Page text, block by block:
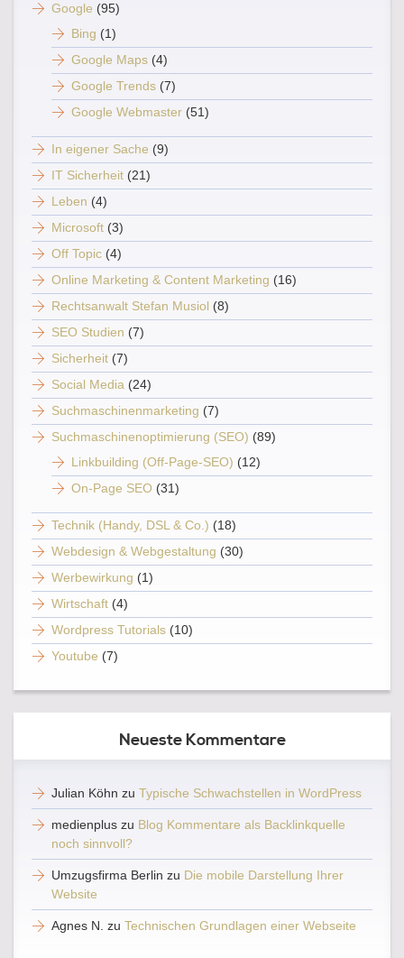
Google (95)
Bing (1)
Google Maps (4)
Google Trends (7)
Google Webmaster (51)
In eigener Sache (9)
IT Sicherheit (21)
Leben (4)
Microsoft (3)
Off Topic (4)
Online Marketing & Content Marketing (16)
Rechtsanwalt Stefan Musiol (8)
SEO Studien (7)
Sicherheit (7)
Social Media (24)
Suchmaschinenmarketing (7)
Suchmaschinenoptimierung (SEO) (89)
Linkbuilding (Off-Page-SEO) (12)
On-Page SEO (31)
Technik (Handy, DSL & Co.) (18)
Webdesign & Webgestaltung (30)
Werbewirkung (1)
Wirtschaft (4)
Wordpress Tutorials (10)
Youtube (7)
Neueste Kommentare
Julian Köhn zu Typische Schwachstellen in WordPress
medienplus zu Blog Kommentare als Backlinkquelle
noch sinnvoll?
Umzugsfirma Berlin zu Die mobile Darstellung Ihrer
Website
Agnes N. zu Technischen Grundlagen einer Webseite